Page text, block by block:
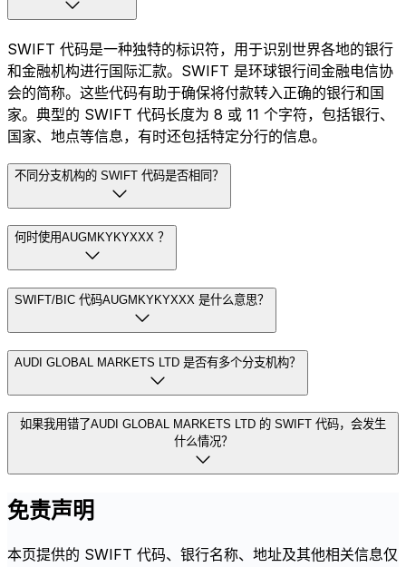
SWIFT 代码是一种独特的标识符，用于识别世界各地的银行
和金融机构进行国际汇款。SWIFT 是环球银行间金融电信协
会的简称。这些代码有助于确保将付款转入正确的银行和国
家。典型的 SWIFT 代码长度为 8 或 11 个字符，包括银行、
国家、地点等信息，有时还包括特定分行的信息。
不同分支机构的 SWIFT 代码是否相同？
何时使用AUGMKYKYXXX ？
SWIFT/BIC 代码AUGMKYKYXXX 是什么意思？
AUDI GLOBAL MARKETS LTD 是否有多个分支机构？
如果我用错了AUDI GLOBAL MARKETS LTD 的 SWIFT 代码，会发生
什么情况？
免责声明
本页提供的 SWIFT 代码、银行名称、地址及其他相关信息仅